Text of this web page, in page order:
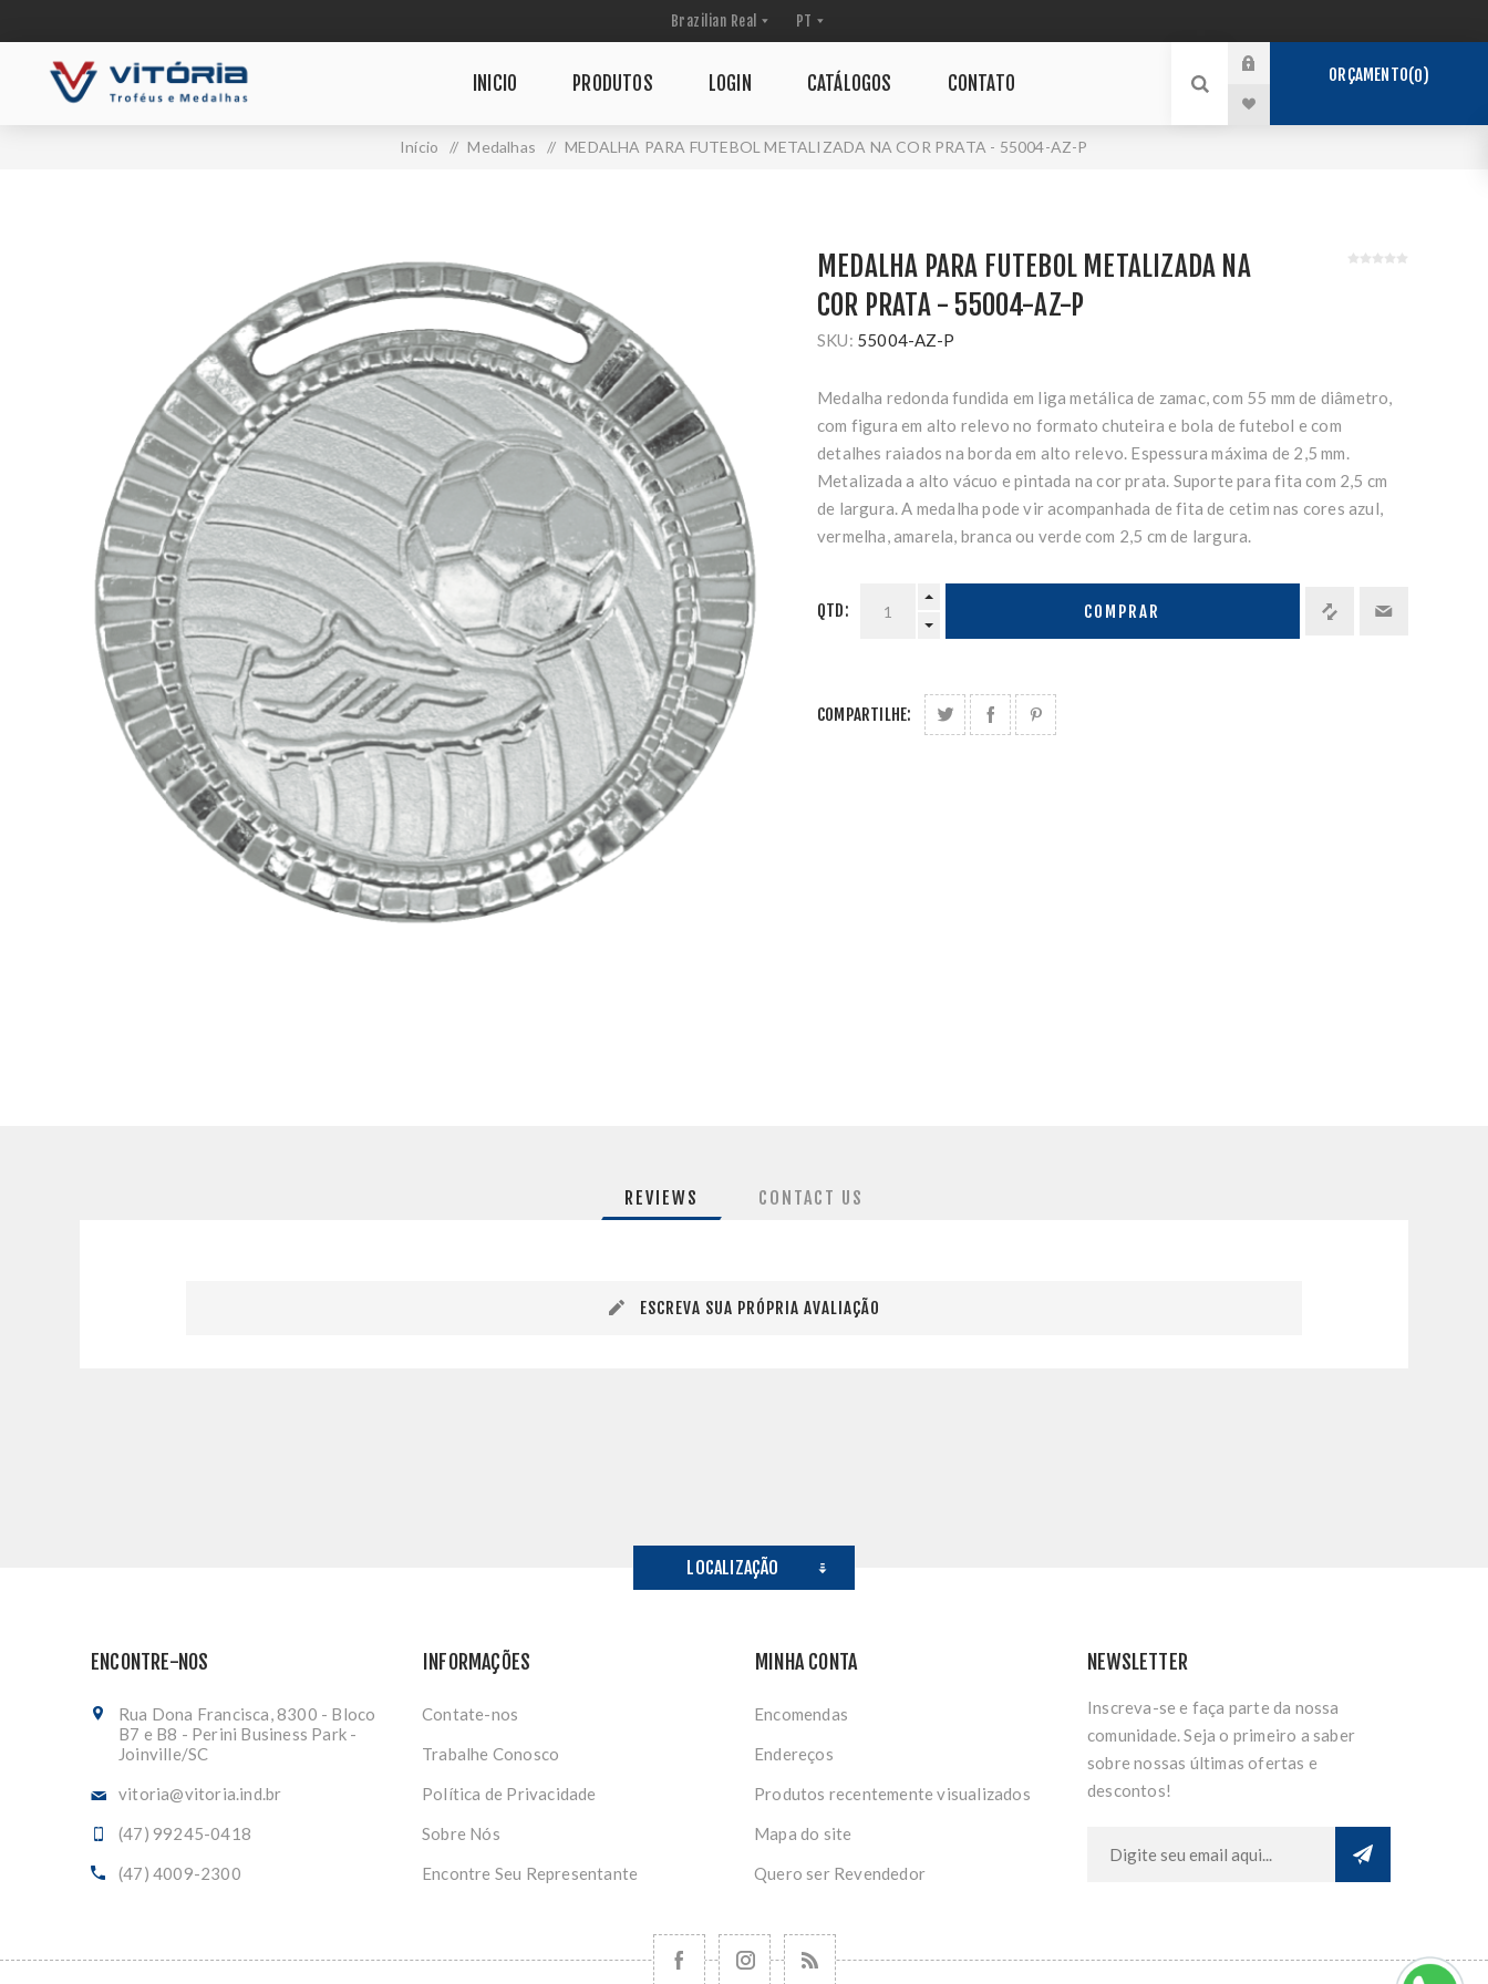
INICIO PRODUTOS LOGIN CATÁLOGOS CONTATO ORÇAMENTO 0
Início / Medalhas / MEDALHA PARA FUTEBOL METALIZADA NA COR PRATA - 55004-AZ-P
MEDALHA PARA FUTEBOL METALIZADA NA
COR PRATA - 55004-AZ-P
SKU: 55004-AZ-P
Medalha redonda fundida em liga metálica de zamac, com 55 mm de diâmetro,
com figura em alto relevo no formato chuteira e bola de futebol e com
detalhes raiados na borda em alto relevo. Espessura máxima de 2,5 mm.
Metalizada a alto vácuo e pintada na cor prata. Suporte para fita com 2,5 cm
de largura. A medalha pode vir acompanhada de fita de cetim nas cores azul,
vermelha, amarela, branca ou verde com 2,5 cm de largura.
QTD: COMPRAR
COMPARTILHE:
REVIEWS CONTACT US
ESCREVA SUA PRÓPRIA AVALIAÇÃO
LOCALIZAÇÃO
ENCONTRE-NOS
Rua Dona Francisca, 8300 - Bloco
B7 e B8 - Perini Business Park -
Joinville/SC
vitoria@vitoria.ind.br
(47) 99245-0418
(47) 4009-2300
INFORMAÇÕES
Contate-nos
Trabalhe Conosco
Política de Privacidade
Sobre Nós
Encontre Seu Representante
MINHA CONTA
Encomendas
Endereços
Produtos recentemente visualizados
Mapa do site
Quero ser Revendedor
NEWSLETTER
Inscreva-se e faça parte da nossa
comunidade. Seja o primeiro a saber
sobre nossas últimas ofertas e
descontos!